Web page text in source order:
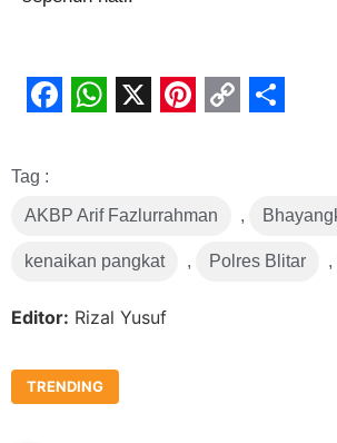
Tag :
AKBP Arif Fazlurrahman ,
kenaikan pangkat , Polres Blitar ,
Editor: Rizal Yusuf
TRENDING